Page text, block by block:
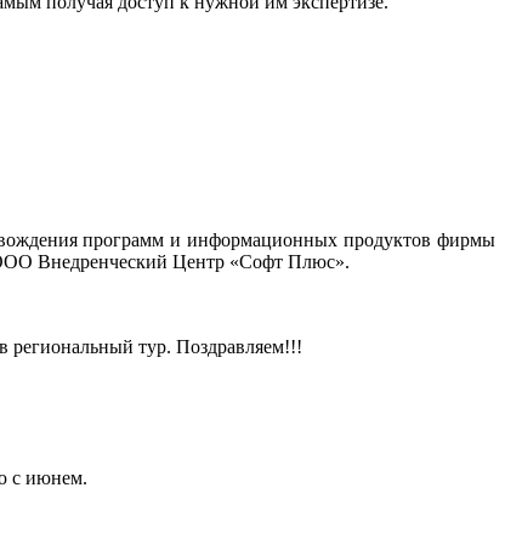
программ и информационных продуктов фирмы
Внедренческий Центр «Софт Плюс».
региональный тур. Поздравляем!!!
с июнем.